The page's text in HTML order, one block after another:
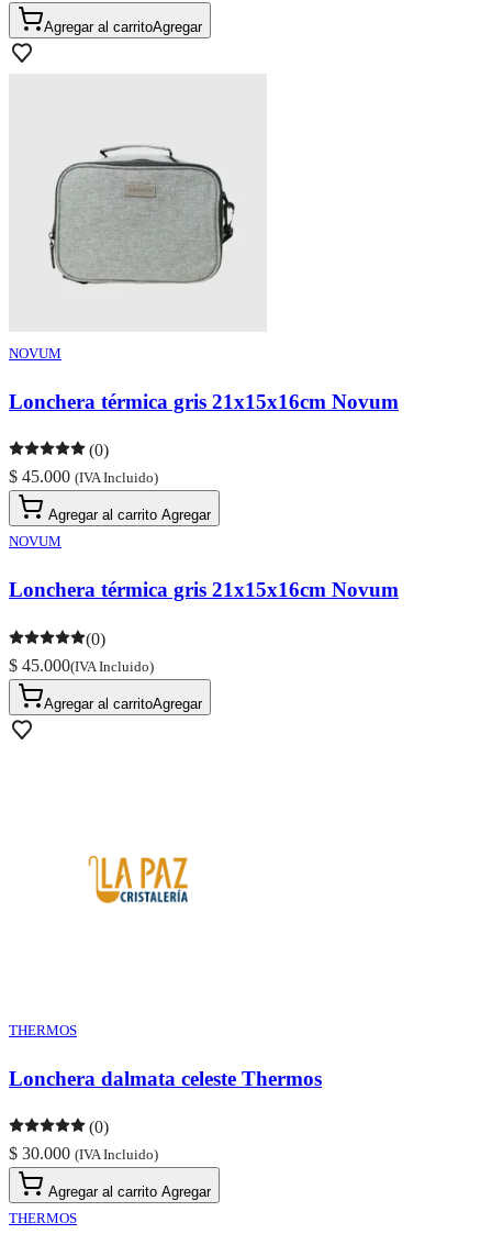
Agregar al carritoAgregar
NOVUM
Lonchera térmica gris 21x15x16cm Novum
(0)
$ 45.000 (IVA Incluido)
Agregar al carrito Agregar
NOVUM
Lonchera térmica gris 21x15x16cm Novum
(0)
$ 45.000(IVA Incluido)
Agregar al carritoAgregar
THERMOS
Lonchera dalmata celeste Thermos
(0)
$ 30.000 (IVA Incluido)
Agregar al carrito Agregar
THERMOS